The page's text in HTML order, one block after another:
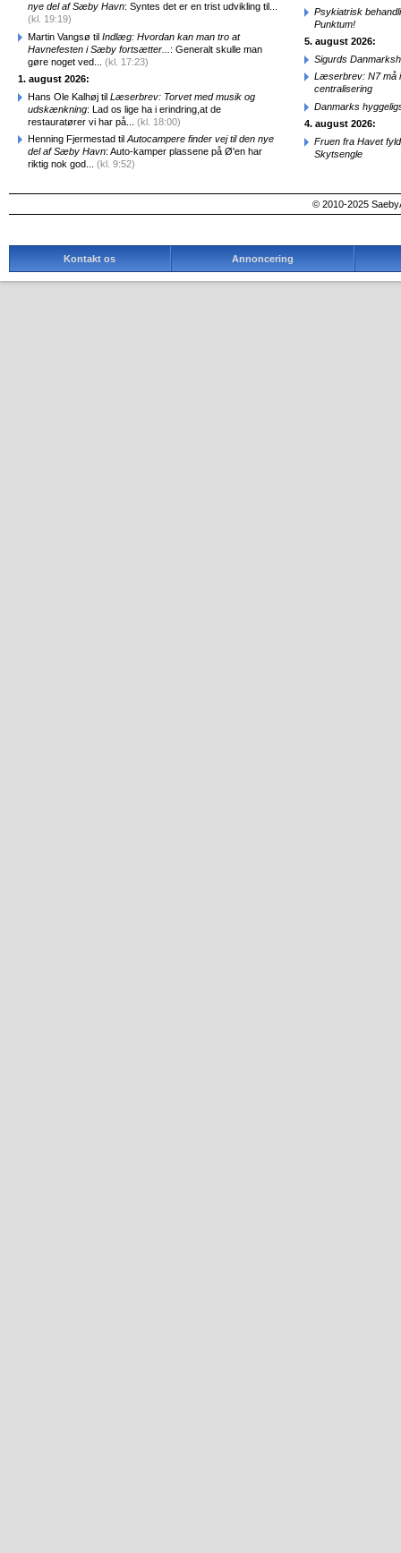
nye del af Sæby Havn: Syntes det er en trist udvikling til...
(kl. 19:19)
Martin Vangsø til Indlæg: Hvordan kan man tro at
Havnefesten i Sæby fortsætter... : Generalt skulle man
gøre noget ved... (kl. 17:23)
1. august 2026:
Hans Ole Kalhøj til Læserbrev: Torvet med musik og
udskænkning: Lad os lige ha i erindring,at de
restauratører vi har på... (kl. 18:00)
Henning Fjermestad til Autocampere finder vej til den nye
del af Sæby Havn: Auto-kamper plassene på Ø'en har
riktig nok god... (kl. 9:52)
Psykiatrisk
Punktum!
5. august 2026:
Sigurds
Læserbrev: N7 må
centralisering
Danmarks
4. august 2026:
Fruen fra Havet
Skytsengle
© 2010-2025
Kontakt os Annoncering